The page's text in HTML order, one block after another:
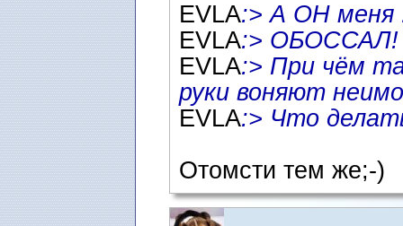
EVLA:> А ОН меня
EVLA:> ОБОССАЛ!
EVLA:> При чём
руки воняют
EVLA:> Что
Отомсти тем же;-)